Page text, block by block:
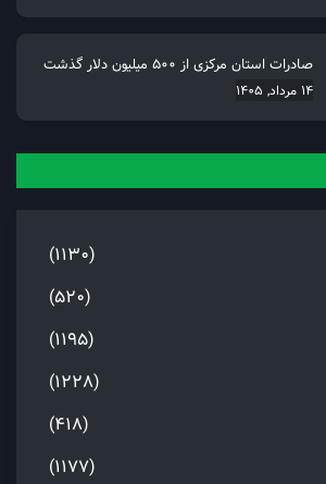
صادرات استان مرکزی از 500 میلیون دلار گذشت
14 مرداد, 1405
(1130)
(520)
(1195)
(1228)
(418)
(1177)